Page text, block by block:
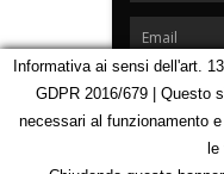
Homepage Notizie
Informativa ai sensi dell'art.
GDPR 2016/679 | Questo
necessari al funzionamento